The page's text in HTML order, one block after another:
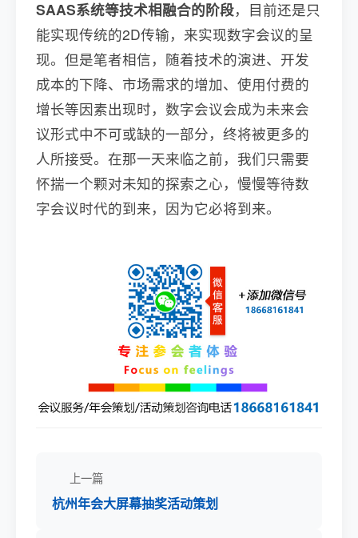
SAAS系统等技术相融合的阶段，目前还是只
能实现传统的2D传输，来实现数字会议的呈
现。但是笔者相信，随着技术的演进、开发
成本的下降、市场需求的增加、使用付费的
增长等因素出现时，数字会议会成为未来会
议形式中不可或缺的一部分，终将被更多的
人所接受。在那一天来临之前，我们只需要
怀揣一个颗对未知的探索之心，慢慢等待数
字会议时代的到来，因为它必将到来。
上一篇
杭州年会大屏幕抽奖活动策划